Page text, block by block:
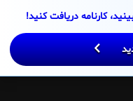
کارنامه دریافت کنید!